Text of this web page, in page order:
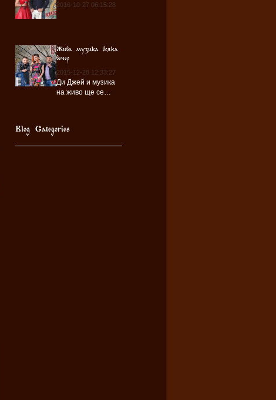
2016-10-27 06:15:28
Жива музика всяка
вечер
2015-12-28 12:33:27
Ди Джей и музика
на живо ще се…
Blog Categories